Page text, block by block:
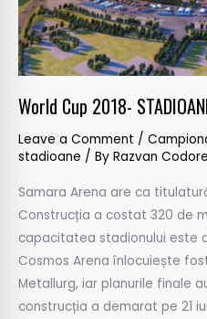
World Cup 2018-
Leave a Comment /
stadioane / By Razvan
Samara Arena are ca
Construcția a costat 320 de
capacitatea stadionului este
Cosmos Arena înlocuiește
Metallurg, iar planurile finale
construcția a demarat pe 21